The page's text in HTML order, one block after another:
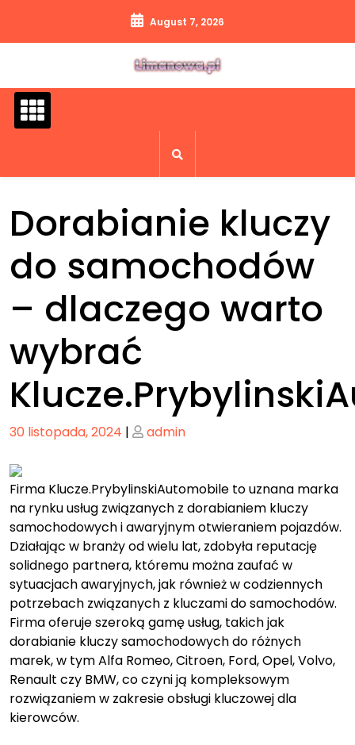
content
August 7, 2026
Dorabianie kluczy
do samochodów
– dlaczego warto
wybrać
Posted
30 listopada, 2024 | Posted
admin
Firma Klucze.PrybylinskiAutomobile to uznana marka
na rynku usług związanych z dorabianiem kluczy
samochodowych i awaryjnym otwieraniem pojazdów.
Działając w branży od wielu lat, zdobyła reputację
solidnego partnera, któremu można zaufać w
sytuacjach awaryjnych, jak również w codziennych
potrzebach związanych z kluczami do samochodów.
Firma oferuje szeroką gamę usług, takich jak
dorabianie kluczy samochodowych do różnych
marek, w tym Alfa Romeo, Citroen, Ford, Opel, Volvo,
Renault czy BMW, co czyni ją kompleksowym
rozwiązaniem w zakresie obsługi kluczowej dla
kierowców.